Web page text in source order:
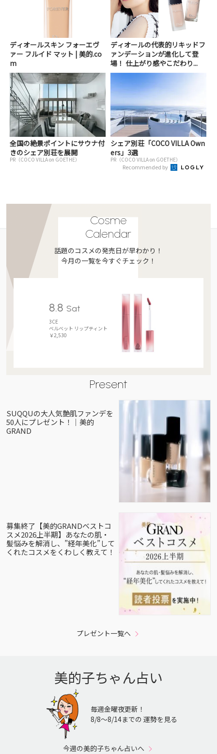
ディオールスキン フォーエヴ
ァー フルイド マット | 美的.co
m
ディオールの代表的リキッドフ
ァンデーションが進化して登
場！ 仕上がり感やこだわり...
全国の絶景ポイントにサウナ付
きのシェア別荘を展開
PR（COCO VILLA on GOETHE）
シェア別荘「COCO VILLA Own
ers」3選
PR（COCO VILLA on GOETHE）
Recommended by
Cosme
Calendar
話題のコスメの発売日が早わかり！
今月の一覧を今すぐチェック！
8.8 Sat
3CE
ベルベット リップティント
￥2,530
Present
SUQQUの大人気艶肌ファンデを
50人にプレゼント！｜美的
GRAND
募集終了【美的GRANDベストコ
スメ2026上半期】あなたの肌・
髪悩みを解消し、”経年美化”して
くれたコスメをくわしく教えて！
プレゼント一覧へ
美的子ちゃん占い
毎週金曜夜更新！
8/8〜8/14までの 運勢を見る
今週の美的子ちゃん占いへ